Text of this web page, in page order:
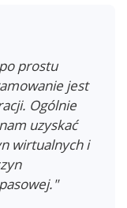
prostu
jest
Ogólnie
uzyskać
wirtualnych i